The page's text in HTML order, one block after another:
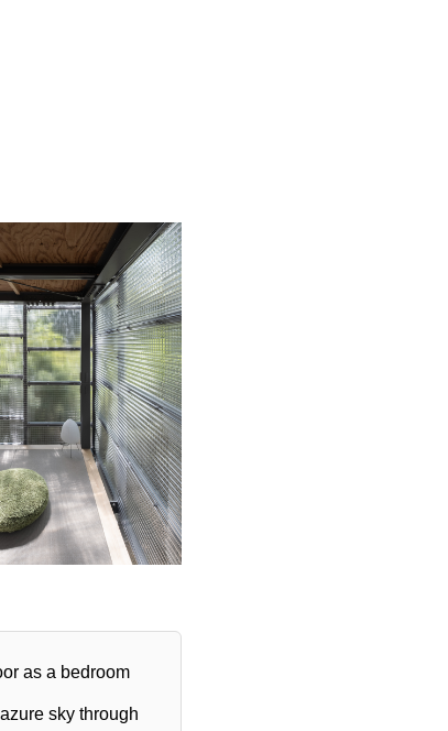
as a bedroom
sky through